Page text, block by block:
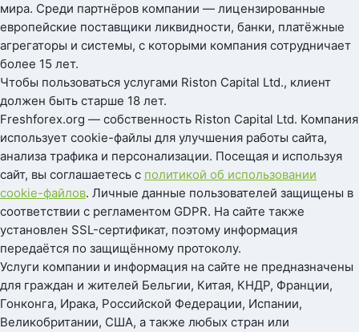
мира. Среди партнёров компании — лицензированные
европейские поставщики ликвидности, банки, платёжные
агрегаторы и системы, с которыми компания сотрудничает
более 15 лет.
Чтобы пользоваться услугами Riston Capital Ltd., клиент
должен быть старше 18 лет.
Freshforex.org — собственность Riston Capital Ltd. Компания
использует cookie-файлы для улучшения работы сайта,
анализа трафика и персонализации. Посещая и используя
сайт, вы соглашаетесь с политикой об использовании
cookie-файлов. Личные данные пользователей защищены в
соответствии с регламентом GDPR. На сайте также
установлен SSL-сертификат, поэтому информация
передаётся по защищённому протоколу.
Услуги компании и информация на сайте не предназначены
для граждан и жителей Бельгии, Китая, КНДР, Франции,
Гонконга, Ирака, Российской Федерации, Испании,
Великобритании, США, а также любых стран или